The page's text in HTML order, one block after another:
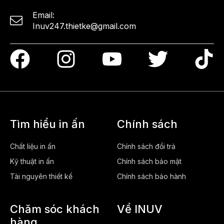
Email:
Inuv247.thietke@gmail.com
Tìm hiểu in ấn
Chất liệu in ấn
Kỹ thuật in ấn
Tài nguyên thiết kế
Chính sách
Chính sách đổi trả
Chính sách bảo mật
Chính sách bảo hành
Chăm sóc khách
Về INUV